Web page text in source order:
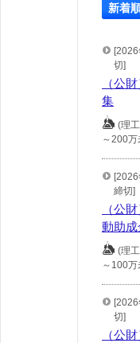
新着
切]
（公
集
(理
～200万
締切]
（公
動助成
(理
～100万
切]
（公